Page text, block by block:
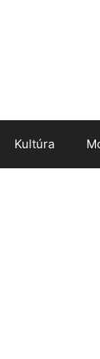
Kultúra